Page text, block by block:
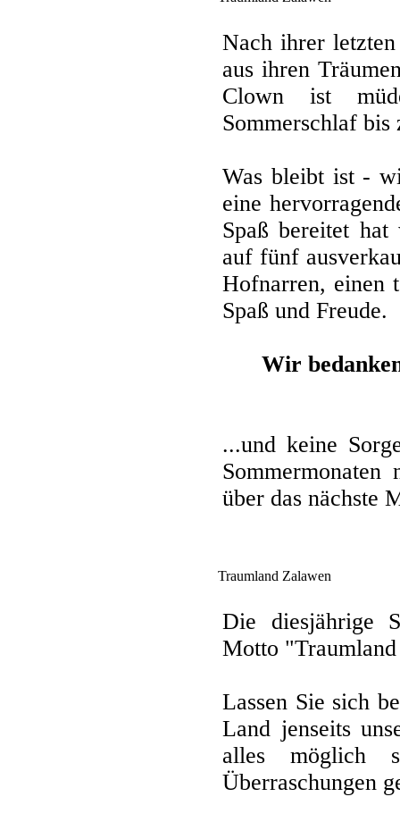
Nach ihrer
aus ihren
Clown ist
Sommerschlaf bis
Was bleibt ist -
eine
Spaß bereitet
auf fünf
Hofnarren, einen
Spaß und Freude.
Wir
...und keine
Sommermonaten
über das nächste
Traumland Zalawen
Die diesjährige
Motto
Lassen Sie sich
Land jenseits
alles möglich
Überraschungen